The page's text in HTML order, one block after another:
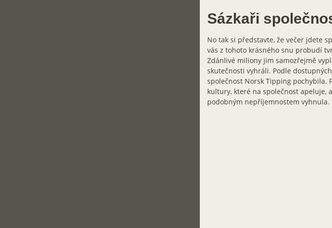
Sázkaři
No tak si představte, že večer jdete
vás z tohoto krásného snu probudí
Zdánlivé miliony jim samozřejmě
skutečnosti vyhráli. Podle
společnost Norsk Tipping pochybila.
kultury, které na společnost apeluje,
podobným nepříjemnostem vyhnula.